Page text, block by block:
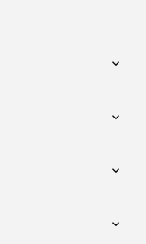



